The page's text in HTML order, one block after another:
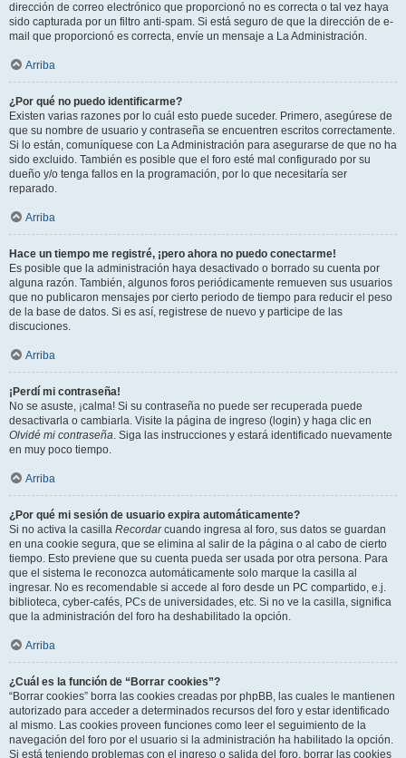
dirección de correo electrónico que proporcionó no es correcta o tal vez haya
sido capturada por un filtro anti-spam. Si está seguro de que la dirección de e-
mail que proporcionó es correcta, envíe un mensaje a La Administración.
Arriba
¿Por qué no puedo identificarme?
Existen varias razones por lo cuál esto puede suceder. Primero, asegúrese de
que su nombre de usuario y contraseña se encuentren escritos correctamente.
Si lo están, comuníquese con La Administración para asegurarse de que no ha
sido excluido. También es posible que el foro esté mal configurado por su
dueño y/o tenga fallos en la programación, por lo que necesitaría ser
reparado.
Arriba
Hace un tiempo me registré, ¡pero ahora no puedo conectarme!
Es posible que la administración haya desactivado o borrado su cuenta por
alguna razón. También, algunos foros periódicamente remueven sus usuarios
que no publicaron mensajes por cierto periodo de tiempo para reducir el peso
de la base de datos. Si es así, registrese de nuevo y participe de las
discuciones.
Arriba
¡Perdí mi contraseña!
No se asuste, ¡calma! Si su contraseña no puede ser recuperada puede
desactivarla o cambiarla. Visite la página de ingreso (login) y haga clic en
Olvidé mi contraseña. Siga las instrucciones y estará identificado nuevamente
en muy poco tiempo.
Arriba
¿Por qué mi sesión de usuario expira automáticamente?
Si no activa la casilla Recordarcuando ingresa al foro, sus datos se guardan
en una cookie segura, que se elimina al salir de la página o al cabo de cierto
tiempo. Esto previene que su cuenta pueda ser usada por otra persona. Para
que el sistema le reconozca automáticamente solo marque la casilla al
ingresar. No es recomendable si accede al foro desde un PC compartido, e.j.
biblioteca, cyber-cafés, PCs de universidades, etc. Si no ve la casilla, significa
que la administración del foro ha deshabilitado la opción.
Arriba
¿Cuál es la función de “Borrar cookies”?
“Borrar cookies” borra las cookies creadas por phpBB, las cuales le mantienen
autorizado para acceder a determinados recursos del foro y estar identificado
al mismo. Las cookies proveen funciones como leer el seguimiento de la
navegación del foro por el usuario si la administración ha habilitado la opción.
Si está teniendo problemas con el ingreso o salida del foro, borrar las cookies